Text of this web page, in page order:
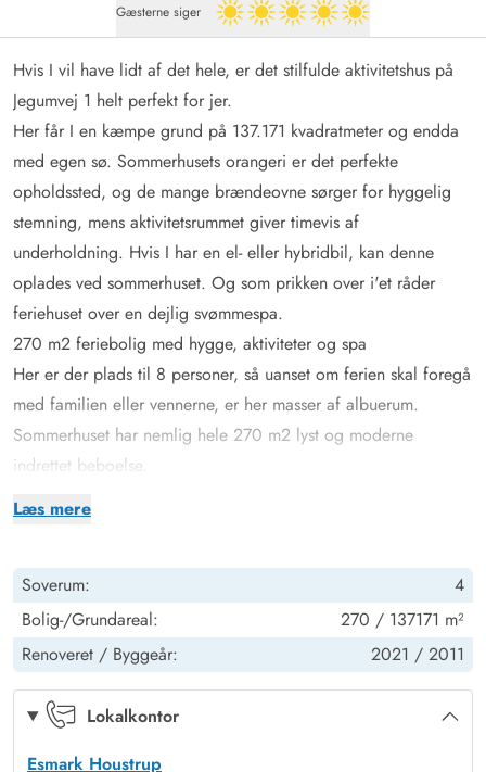
Gæsterne siger 5 ud af 5
Læs mere
Hvis I vil have lidt af det hele, er det stilfulde aktivitetshus på
Jegumvej 1 helt perfekt for jer.
Her får I en kæmpe grund på 137.171 kvadratmeter og endda
med egen sø. Sommerhusets orangeri er det perfekte
opholdssted, og de mange brændeovne sørger for hyggelig
stemning, mens aktivitetsrummet giver timevis af
underholdning. Hvis I har en el- eller hybridbil, kan denne
oplades ved sommerhuset. Og som prikken over i'et råder
feriehuset over en dejlig svømmespa.
270 m2 feriebolig med hygge, aktiviteter og spa
Her er der plads til 8 personer, så uanset om ferien skal foregå
med familien eller vennerne, er her masser af albuerum.
Sommerhuset har nemlig hele 270 m2 lyst og moderne
indrettet beboelse.
Aktivitetsrummet i feriehuset på Jegumvej 1 har både
snuppe en controller og tage et spil for sjov.
Sommerhusets store areal rummer 4 soverum med plads til 2 i
hver og hele 3 badeværelser, så der bliver ingen kø til badet
eller toilettet. På det ene badeværelse finder I også husets spa
– ét af feriehusets mange steder, der er perfekt til afslapning.
Soverum:
4
Bolig-/Grundareal:
270 / 137171 m²
Renoveret / Byggeår: 2021 / 2011
Lokalkontor
Esmark Houstrup